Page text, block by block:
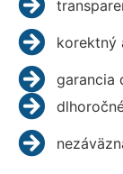
korektný
garancia